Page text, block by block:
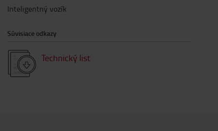
Inteligentný vozík
Súvisiace odkazy
Technický list